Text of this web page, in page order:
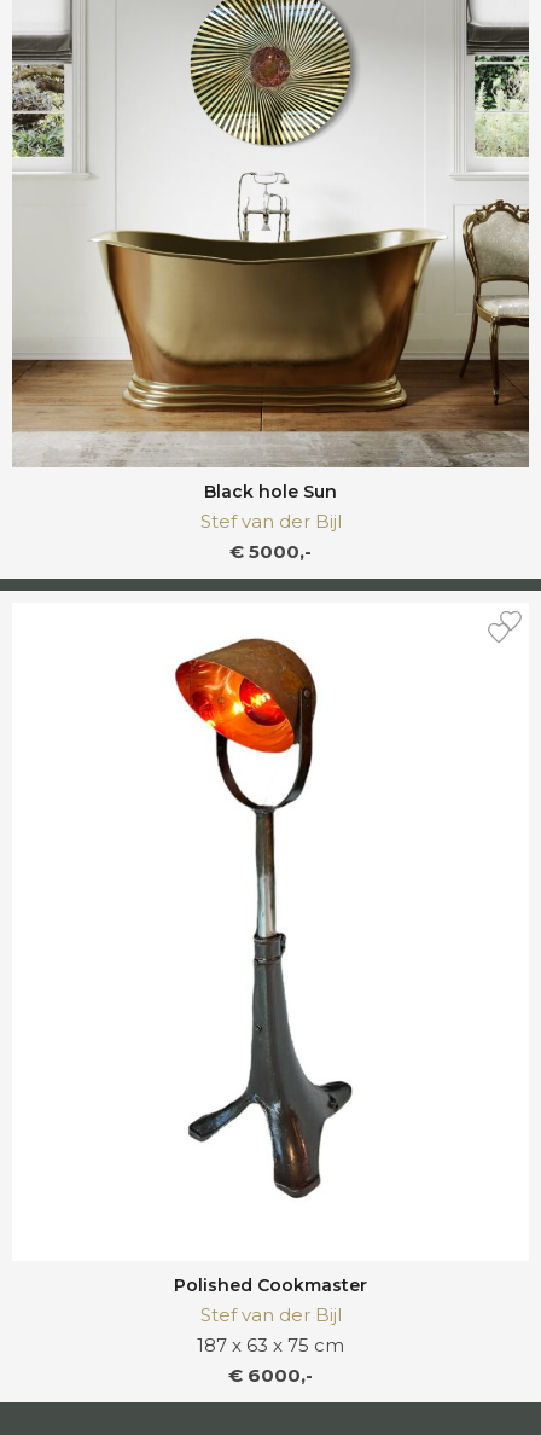
Black hole Sun
Stef van der Bijl
€ 5000,-
Polished Cookmaster
Stef van der Bijl
187 x 63 x 75 cm
€ 6000,-